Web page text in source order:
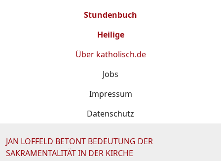
Stundenbuch
Heilige
Über katholisch.de
Jobs
Impressum
Datenschutz
JAN LOFFELD BETONT BEDEUTUNG DER
SAKRAMENTALITÄT IN DER KIRCHE